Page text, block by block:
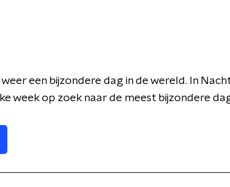
een bijzondere dag in de wereld. In
week op zoek naar de meest bijzondere